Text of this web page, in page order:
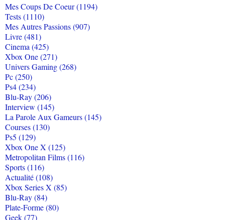
Mes Coups De Coeur (1194)
Tests (1110)
Mes Autres Passions (907)
Livre (481)
Cinema (425)
Xbox One (271)
Univers Gaming (268)
Pc (250)
Ps4 (234)
Blu-Ray (206)
Interview (145)
La Parole Aux Gameurs (145)
Courses (130)
Ps5 (129)
Xbox One X (125)
Metropolitan Films (116)
Sports (116)
Actualité (108)
Xbox Series X (85)
Blu-Ray (84)
Plate-Forme (80)
Geek (77)